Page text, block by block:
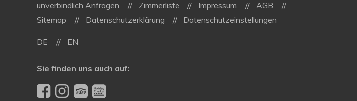
unverbindlich Anfragen
Zimmerliste Impressum
AGB
Sitemap
Datenschutzerklärung Datenschutzeinstellungen
DE EN
Sie finden uns auch auf: